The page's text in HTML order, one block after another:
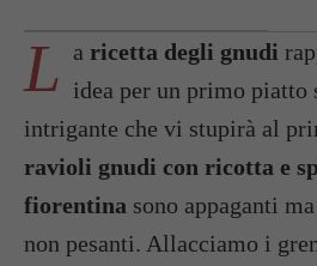
L a ricetta degli gnudi
idea per un primo piatto
intrigante che vi stupirà al
ravioli gnudi con ricotta e
fiorentina sono appaganti
non pesanti. Allacciamo i